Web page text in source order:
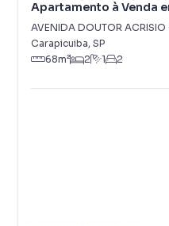
Apartamento à Venda
AVENIDA DOUTOR ACRISIO
Carapicuiba, SP
68m² 2 1 2